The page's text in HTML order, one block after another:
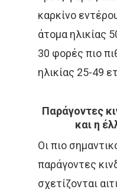
καρκίνο
άτομα ηλικίας
30 φορές πιο
ηλικίας 25-49
Παράγοντες
και η
Οι πιο
παράγοντες
σχετίζονται